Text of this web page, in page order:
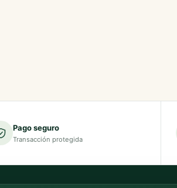
Pago seguro
Transacción protegida